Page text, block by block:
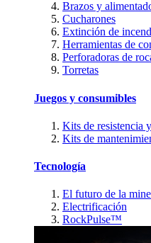
Brazos y
Cucharones
Extinción de
Herramientas de
Perforadoras de
Torretas
Juegos y consumibles
Kits de resistencia
Kits de
Tecnología
El futuro de la
Electrificación
RockPulse™